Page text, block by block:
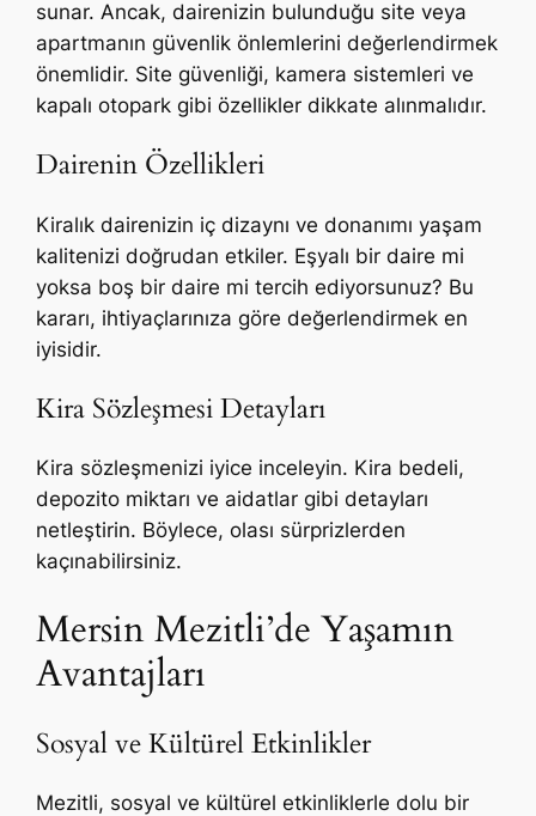
sunar. Ancak, dairenizin bulunduğu site veya
apartmanın güvenlik önlemlerini değerlendirmek
önemlidir. Site güvenliği, kamera sistemleri ve
kapalı otopark gibi özellikler dikkate alınmalıdır.
Dairenin Özellikleri
Kiralık dairenizin iç dizaynı ve donanımı yaşam
kalitenizi doğrudan etkiler. Eşyalı bir daire mi
yoksa boş bir daire mi tercih ediyorsunuz? Bu
kararı, ihtiyaçlarınıza göre değerlendirmek en
iyisidir.
Kira Sözleşmesi Detayları
Kira sözleşmenizi iyice inceleyin. Kira bedeli,
depozito miktarı ve aidatlar gibi detayları
netleştirin. Böylece, olası sürprizlerden
kaçınabilirsiniz.
Mersin Mezitli’de Yaşamın
Avantajları
Sosyal ve Kültürel Etkinlikler
Mezitli, sosyal ve kültürel etkinliklerle dolu bir